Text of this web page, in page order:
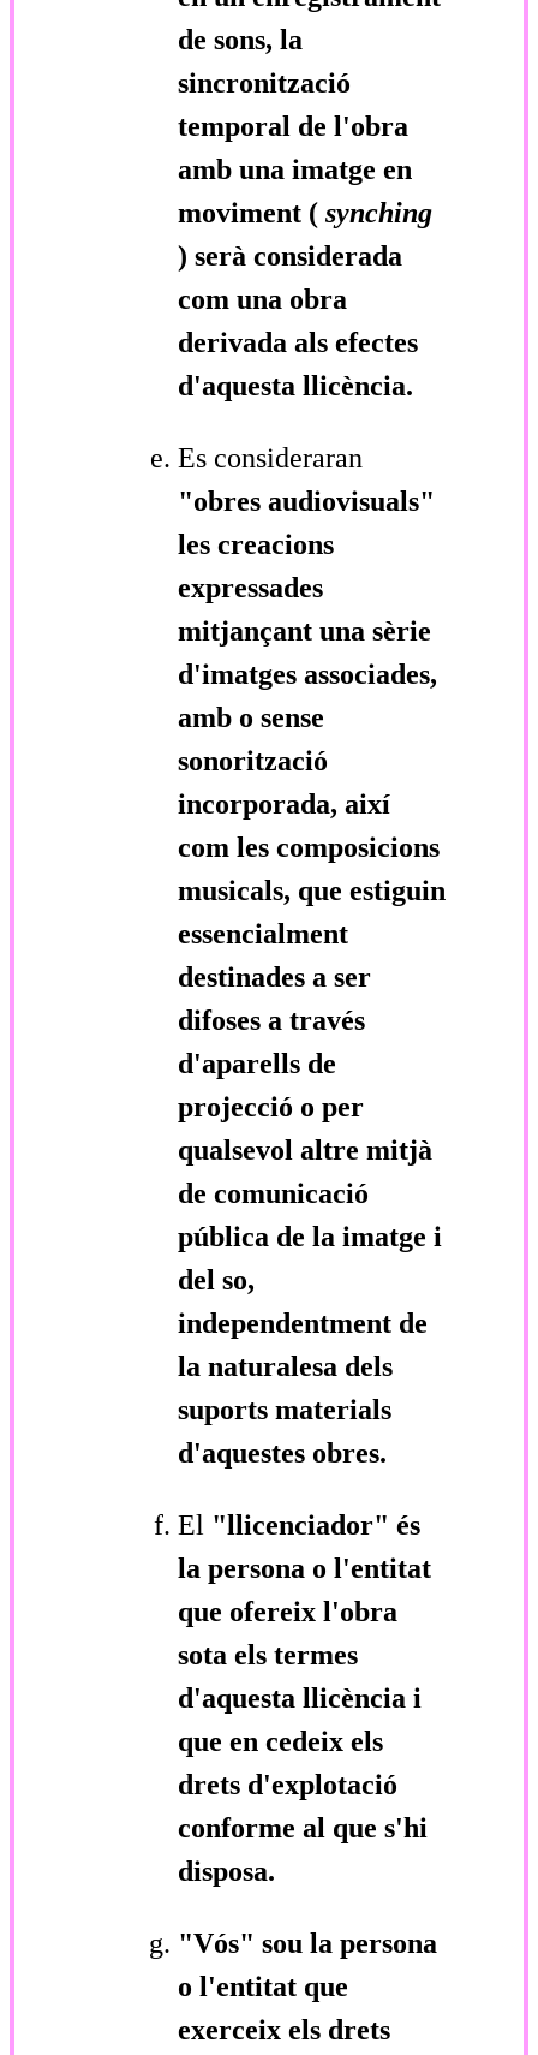
de sons, la
sincronització
temporal de l'obra
amb una imatge en
moviment ( synching
) serà considerada
com una obra
derivada als efectes
d'aquesta llicència.
Es consideraran
"obres audiovisuals"
les creacions
expressades
mitjançant una sèrie
d'imatges associades,
amb o sense
sonorització
incorporada, així
com les composicions
musicals, que estiguin
essencialment
destinades a ser
difoses a través
d'aparells de
projecció o per
qualsevol altre mitjà
de comunicació
pública de la imatge i
del so,
independentment de
la naturalesa dels
suports materials
d'aquestes obres.
El "llicenciador" és
la persona o l'entitat
que ofereix l'obra
sota els termes
d'aquesta llicència i
que en cedeix els
drets d'explotació
conforme al que s'hi
disposa.
"Vós" sou la persona
o l'entitat que
exerceix els drets